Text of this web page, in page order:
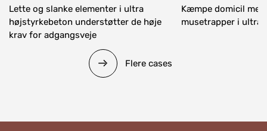
Flere cases
Lette og slanke elementer i ultra
højstyrkebeton understøtter de høje
krav for adgangsveje
Kæmpe domicil
musetrapper i ultra